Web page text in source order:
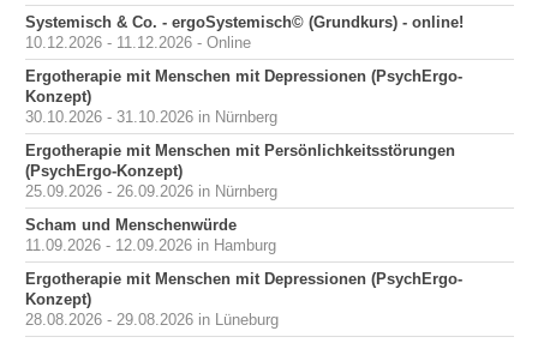
Systemisch & Co. - ergoSystemisch© (Grundkurs) - online!
10.12.2026 - 11.12.2026 - Online
Ergotherapie mit Menschen mit Depressionen (PsychErgo-
Konzept)
30.10.2026 - 31.10.2026 in Nürnberg
Ergotherapie mit Menschen mit Persönlichkeitsstörungen
(PsychErgo-Konzept)
25.09.2026 - 26.09.2026 in Nürnberg
Scham und Menschenwürde
11.09.2026 - 12.09.2026 in Hamburg
Ergotherapie mit Menschen mit Depressionen (PsychErgo-
Konzept)
28.08.2026 - 29.08.2026 in Lüneburg